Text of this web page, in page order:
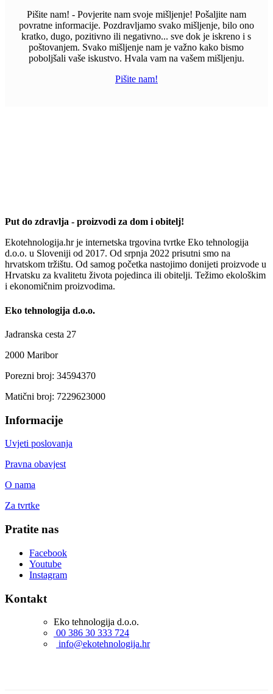
Pišite nam! - Povjerite nam svoje mišljenje! Pošaljite nam
povratne informacije. Pozdravljamo svako mišljenje, bilo ono
kratko, dugo, pozitivno ili negativno... sve dok je iskreno i s
poštovanjem. Svako mišljenje nam je važno kako bismo
poboljšali vaše iskustvo. Hvala vam na vašem mišljenju.
Pišite nam!
Put do zdravlja - proizvodi za dom i obitelj!
Ekotehnologija.hr je internetska trgovina tvrtke Eko tehnologija
d.o.o. u Sloveniji od 2017. Od srpnja 2022 prisutni smo na
hrvatskom tržištu. Od samog početka nastojimo donijeti proizvode u
Hrvatsku za kvalitetu života pojedinca ili obitelji. Težimo ekološkim
i ekonomičnim proizvodima.
Eko tehnologija d.o.o.
Jadranska cesta 27
2000 Maribor
Porezni broj: 34594370
Matični broj: 7229623000
Informacije
Uvjeti poslovanja
Pravna obavjest
O nama
Za tvrtke
Pratite nas
Facebook
Youtube
Instagram
Kontakt
Eko tehnologija d.o.o.
00 386 30 333 724
info@ekotehnologija.hr